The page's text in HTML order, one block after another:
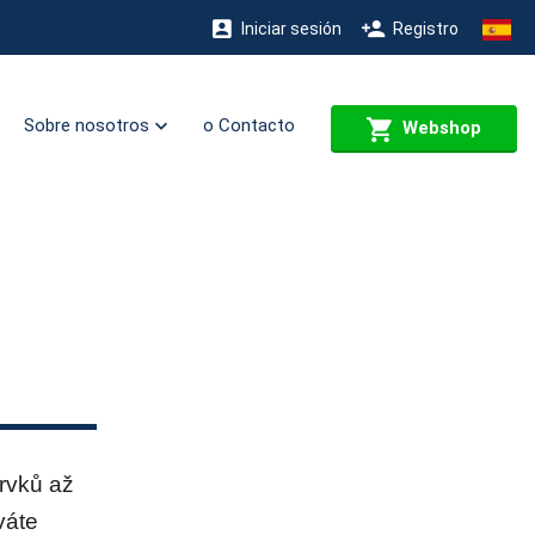
Iniciar sesión Registro
Sobre nosotros o Contacto Webshop
až